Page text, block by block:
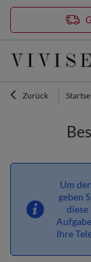
Zurück
Um
geben
diese
Ihre